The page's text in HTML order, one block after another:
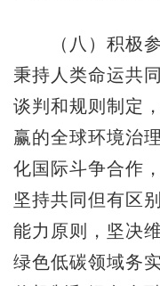
（八）积极参
秉持人类命运共
谈判和规则制定
赢的全球环境治
化国际斗争合作
坚持共同但有区
能力原则，坚决
绿色低碳领域务